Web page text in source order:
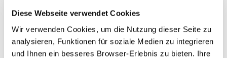
Diese Webseite verwendet Cookies
Wir verwenden Cookies, um die Nutzung dieser Seite zu
analysieren, Funktionen für soziale Medien zu integrieren
und Ihnen ein besseres Browser-Erlebnis zu bieten. Ihre